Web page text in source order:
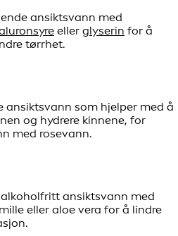
ansiktsvann med
eller glyserin for å
tørrhet.
ansiktsvann som hjelper med å
og hydrere kinnene, for
med rosevann.
ansiktsvann med
eller aloe vera for å lindre